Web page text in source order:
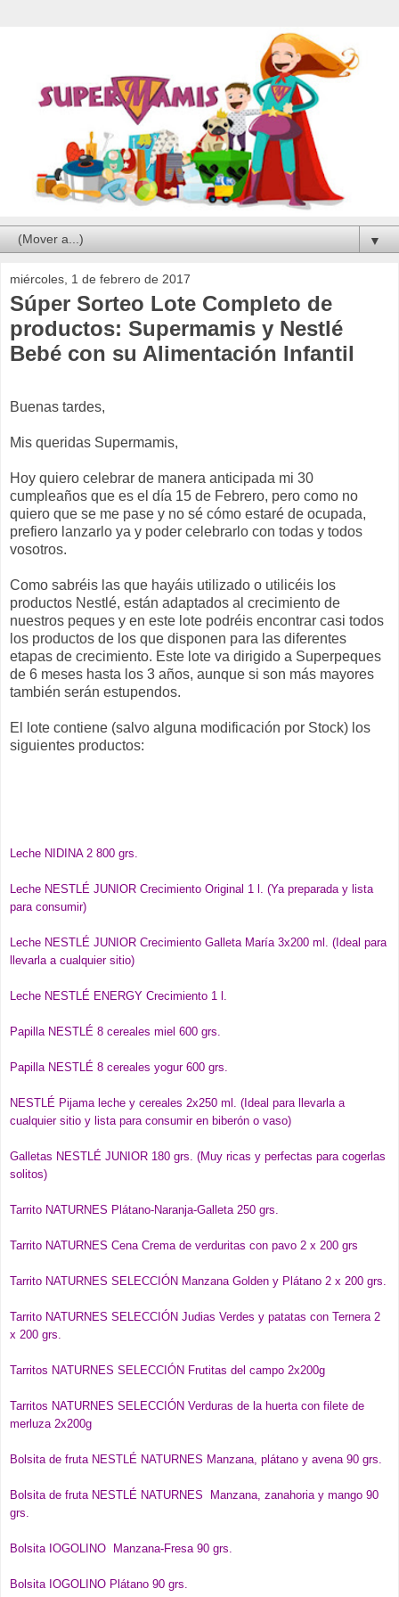
▼
miércoles, 1 de febrero de 2017
Súper Sorteo Lote Completo de
productos: Supermamis y Nestlé
Bebé con su Alimentación Infantil
Buenas tardes,
Mis queridas Supermamis,
Hoy quiero celebrar de manera anticipada mi 30
cumpleaños que es el día 15 de Febrero, pero como no
quiero que se me pase y no sé cómo estaré de ocupada,
prefiero lanzarlo ya y poder celebrarlo con todas y todos
vosotros.
Como sabréis las que hayáis utilizado o utilicéis los
productos Nestlé, están adaptados al crecimiento de
nuestros peques y en este lote podréis encontrar casi todos
los productos de los que disponen para las diferentes
etapas de crecimiento. Este lote va dirigido a Superpeques
de 6 meses hasta los 3 años, aunque si son más mayores
también serán estupendos.
El lote contiene (salvo alguna modificación por Stock) los
siguientes productos:
Leche NIDINA 2 800 grs.
Leche NESTLÉ JUNIOR Crecimiento Original 1 l. (Ya preparada y lista
para consumir)
Leche NESTLÉ JUNIOR Crecimiento Galleta María 3x200 ml. (Ideal para
llevarla a cualquier sitio)
Leche NESTLÉ ENERGY Crecimiento 1 l.
Papilla NESTLÉ 8 cereales miel 600 grs.
Papilla NESTLÉ 8 cereales yogur 600 grs.
NESTLÉ Pijama leche y cereales 2x250 ml. (Ideal para llevarla a
cualquier sitio y lista para consumir en biberón o vaso)
Galletas NESTLÉ JUNIOR 180 grs. (Muy ricas y perfectas para cogerlas
solitos)
Tarrito NATURNES Plátano-Naranja-Galleta 250 grs.
Tarrito NATURNES Cena Crema de verduritas con pavo 2 x 200 grs
Tarrito NATURNES SELECCIÓN Manzana Golden y Plátano 2 x 200 grs.
Tarrito NATURNES SELECCIÓN Judias Verdes y patatas con Ternera 2
x 200 grs.
Tarritos NATURNES SELECCIÓN Frutitas del campo 2x200g
Tarritos NATURNES SELECCIÓN Verduras de la huerta con filete de
merluza 2x200g
Bolsita de fruta NESTLÉ NATURNES Manzana, plátano y avena 90 grs.
Bolsita de fruta NESTLÉ NATURNES Manzana, zanahoria y mango 90
grs.
Bolsita IOGOLINO Manzana-Fresa 90 grs.
Bolsita IOGOLINO Plátano 90 grs.